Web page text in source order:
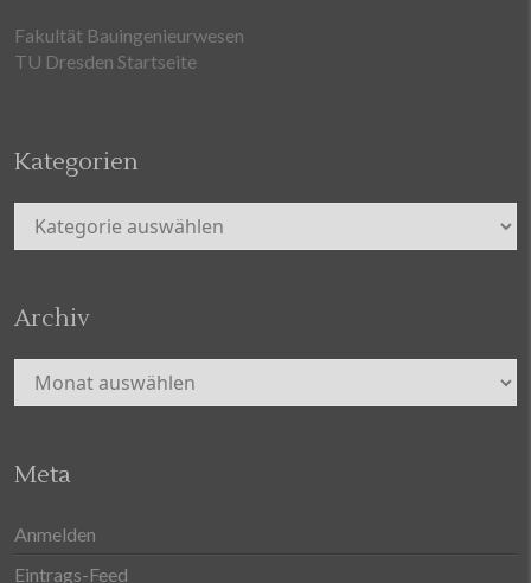
Fakultät Bauingenieurwesen
TU Dresden Startseite
Kategorien
Kategorien
Archiv
Archiv
Meta
Anmelden
Eintrags-Feed